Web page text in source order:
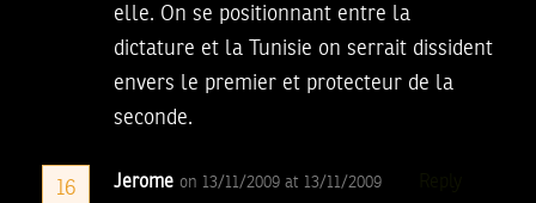
elle. On se positionnant entre la
dictature et la Tunisie on serrait dissident
envers le premier et protecteur de la
seconde.
16 Jerome on 13/11/2009 at 13/11/2009